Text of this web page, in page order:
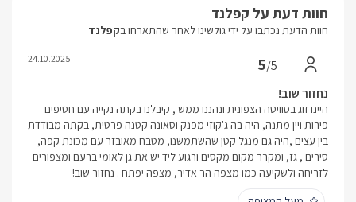
חוות דעת על קפלנד
חוות הדעת נכתבו על ידי גולשינו לאחר שהתארחו בקפלנד
5/5
24.10.2025
נחזור שוב!
היינו זוג בסוויטה הצפונית ונהננו ממש , קיבלנו בקתה נקייה עם חטיפים
פירות ויין מתנה, היה בה ג'קוזי מפנק וסאונה קטנה פרטית, בקתה מבודדת
בין עצים ,היה גם מנגל קטן שהשתמשנו, מטבח מאובזר עם מכונת קפה,
סירים , גז, ומקרר מקום מקסים ורגוע ליד יש את גן לאומי ברעם ומצפורים
לזריחה ולשקיעה כמו מצפה הר אדיר, מצפה יפתח . נחזור שוב!